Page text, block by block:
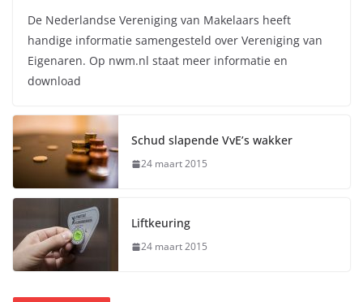
De Nederlandse Vereniging van Makelaars heeft
handige informatie samengesteld over Vereniging van
Eigenaren. Op nwm.nl staat meer informatie en
download
Schud slapende VvE’s wakker
24 maart 2015
Liftkeuring
24 maart 2015